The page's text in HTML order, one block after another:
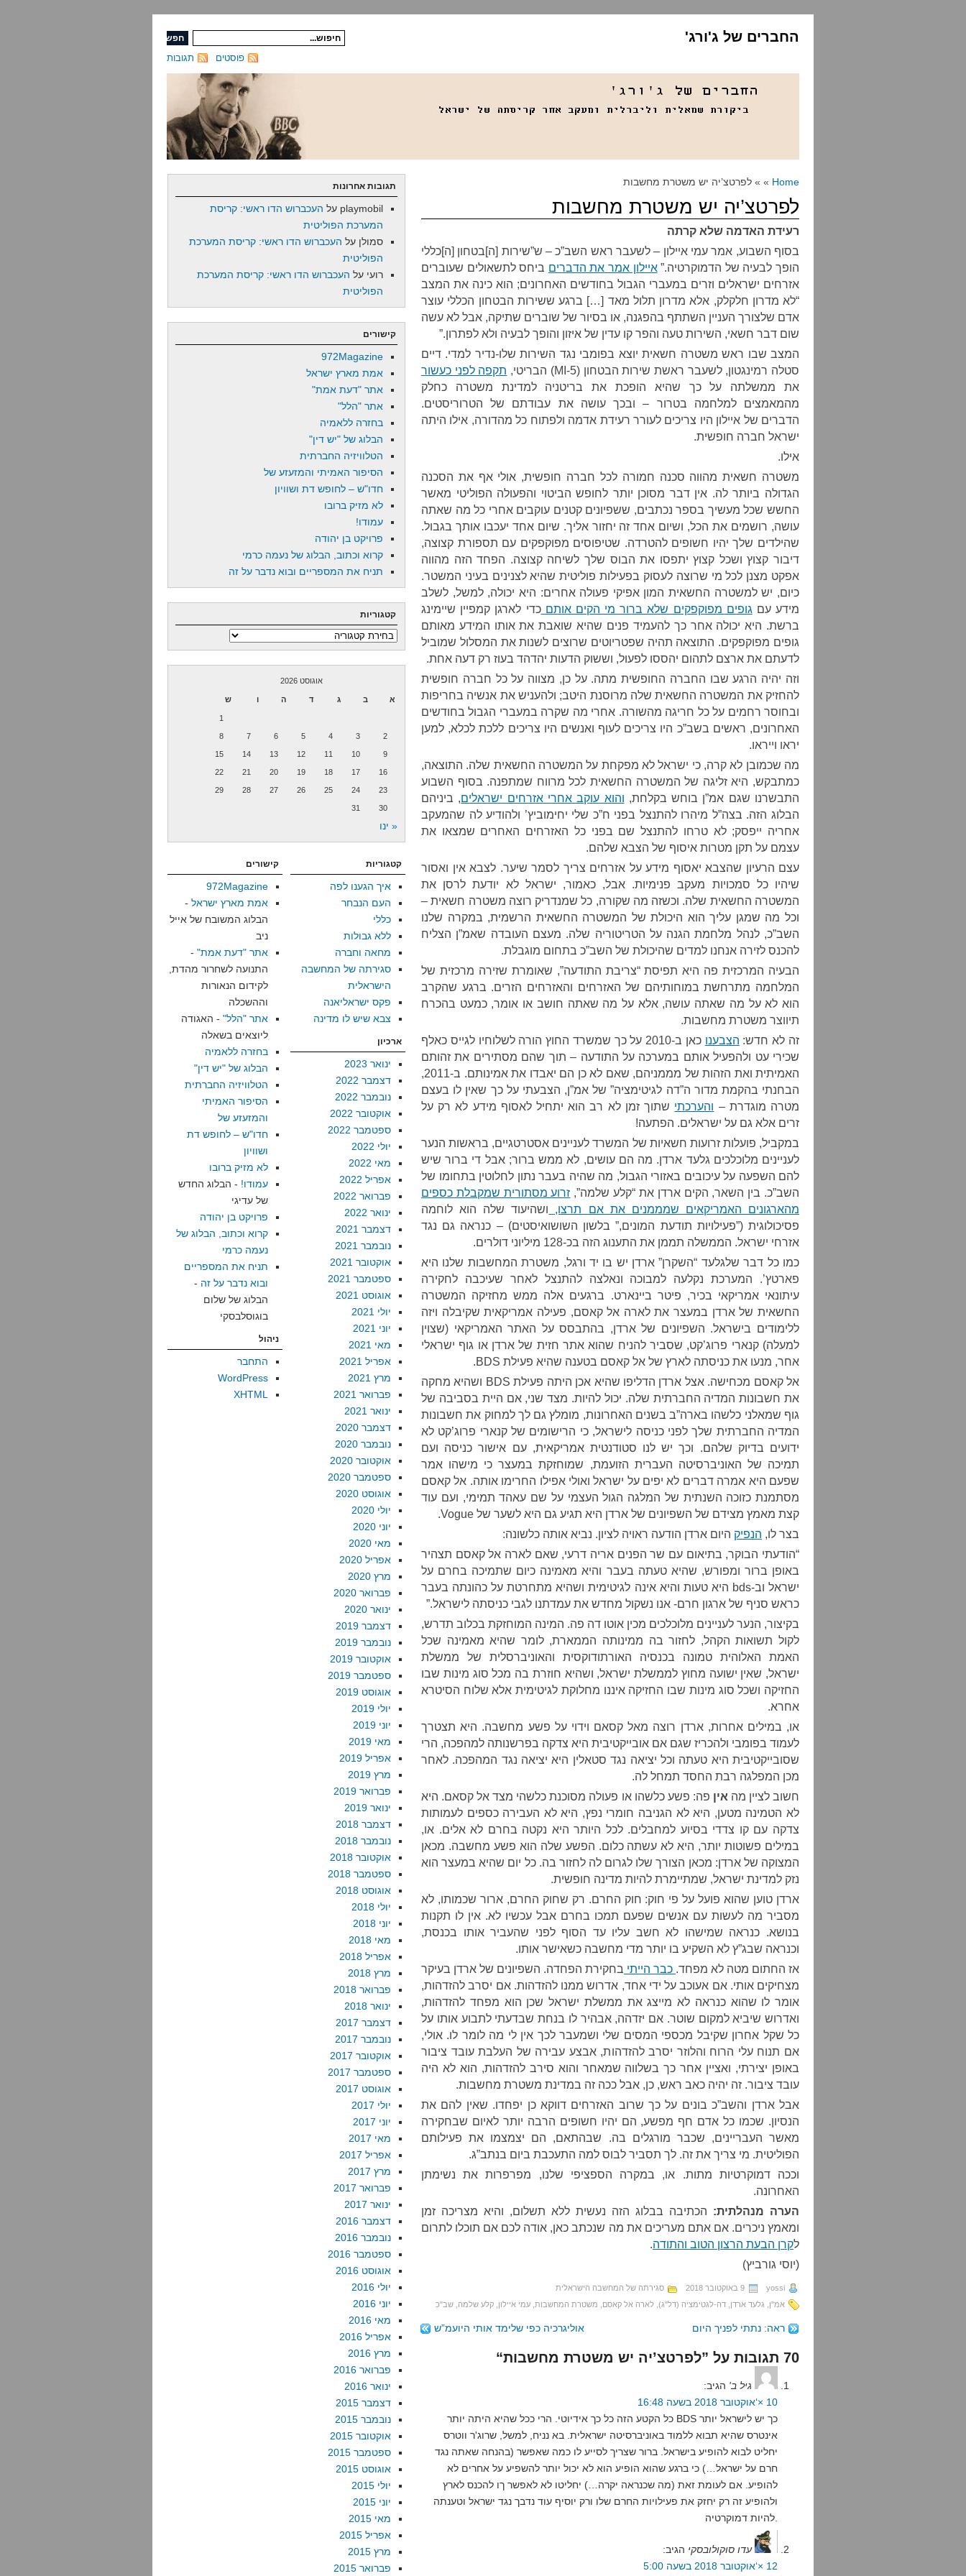
החברים של ג'ורג'
תגובות פוסטים
Home » » לפרטצ’יה יש משטרת מחשבות
לפרטצ’יה יש משטרת מחשבות
רעידת האדמה שלא קרתה
בסוף השבוע, אמר עמי איילון – לשעבר ראש השב”כ – ש”שירות [ה]בטחון [ה]כללי
הופך לבעיה של הדמוקרטיה.”איילון אמר את הדברים ביחס לתשאולים שעוברים
אזרחים ישראלים וזרים במעברי הגבול בחודשים האחרונים; הוא כינה את המצב
“לא מדרון חלקלק, אלא מדרון תלול מאד […] ברגע ששירות הבטחון הכללי עוצר
אדם שלצורך העניין השתתף בהפגנה, או בסיור של שוברים שתיקה, אבל לא עשה
שום דבר חשאי, השירות טעה והפר קו עדין של איזון והופך לבעיה ולא לפתרון.”
המצב שבו ראש משטרה חשאית יוצא בפומבי נגד השירות שלו-נדיר למדי. דיים
סטלה רמינגטון, לשעבר ראשת שירות הבטחון (MI-5) הבריטי,
תקפה לפני כעשור
את ממשלתה על כך שהיא הופכת את בריטניה למדינת משטרה כחלק
מהמאמצים למלחמה בטרור – ובכך עושה את עבודתם של הטרוריסטים.
הדברים של איילון היו צריכים לעורר רעידת אדמה ולפתוח כל מהדורה, אילו היתה
ישראל חברה חופשית.
אילו.
משטרה חשאית מהווה סכנה חמורה לכל חברה חופשית, אולי אף את הסכנה
הגדולה ביותר לה. אין דבר מסוכן יותר לחופש הביטוי והפעולה הפוליטי מאשר
החשש שכל מעשיך בספר נכתבים, ששפיונים קטנים עוקבים אחרי כל מה שאתה
עושה, רושמים את הכל, ושיום אחד זה יחזור אליך. שיום אחד יעכבו אותך בגבול.
שהילדים שלך יהיו חשופים להטרדה. שטיפוסים מפוקפקים עם תספורת קצוצה,
דיבור קצוץ ושכל קצוץ יתפסו את הבוס שלך לשיחה קצוצה. הפחד הזה מהווה
אפקט מצנן לכל מי שרוצה לעסוק בפעילות פוליטית שהיא לצנינים בעיני המשטר.
כיום, יש למשטרה החשאית המון אפיקי פעולה אחרים: היא יכולה, למשל, לשלב
מידע עם גופים מפוקפקים שלא ברור מי הקים אותםכדי לארגן קמפיין שיימינג
ברשת. היא יכולה אחר כך להעמיד פנים שהיא שואבת את אותו המידע מאותם
גופים מפוקפקים. התוצאה תהיה שפטריוטים שרוצים לשנות את המסלול שמוביל
לדעתם את ארצם לתהום יהססו לפעול, וששוק הדעות יהדהד בעוז רק דעה אחת.
וזה יהיה הרגע שבו החברה החופשית מתה. על כן, מצווה על כל חברה חופשית
להחזיק את המשטרה החשאית שלה מרוסנת היטב; ולהעניש את אנשיה בחריפות
ובחוסר רחמים על כל חריגה מהשורה. אחרי מה שקרה במעברי הגבול בחודשים
האחרונים, ראשים בשב”כ היו צריכים לעוף ואנשים היו צריכים ללכת לכלא, למען
יראו וייראו.
מה שכמובן לא קרה, כי ישראל לא מפקחת על המשטרה החשאית שלה. התוצאה,
כמתבקש, היא זליגה של המשטרה החשאית לכל מרווח שמתפנה. בסוף השבוע
התבשרנו שגם אמ”ן בוחש בקלחת, והוא עוקב אחרי אזרחים ישראלים, ביניהם
הבלוג הזה. בצה”ל מיהרו להתנצל בפני ח”כ שלי יחימוביץ’ ולהודיע לה שהמעקב
אחריה ייפסק; לא טרחו להתנצל שם בפני כל האזרחים האחרים שמצאו את
עצמם על תקן מטרות איסוף של הצבא שלהם.
עצם הרעיון שהצבא יאסוף מידע על אזרחים צריך לסמר שיער. לצבא אין ואסור
שיהיו כל סמכויות מעקב פנימיות. אבל, כאמור, ישראל לא יודעת לרסן את
המשטרה החשאית שלה. וכשזה מה שקורה, כל שמנדריק רוצה משטרה חשאית –
וכל מה שמגן עליך הוא היכולת של המשטרה החשאית הרשמית, במקרה שלנו
השב”כ, לנהל מלחמת הגנה על הטריטוריה שלה. מעצם העובדה שאמ”ן הצליח
להכנס לזירה אנחנו למדים שהיכולת של השב”כ בתחום מוגבלת.
הבעיה המרכזית פה היא תפיסת “צריבת התודעה”, שאומרת שזירה מרכזית של
המלחמה מתרחשת במוחותיהם של האזרחים והאזרחים הזרים. ברגע שהקרב
הוא לא על מה שאתה עושה, אלא על מה שאתה חושב או אומר, כמעט בהכרח
תיווצר משטרת מחשבות.
זה לא חדש: הצבענו
כאן ב-2010 על כך שמשרד החוץ הורה לשלוחיו לגייס כאלף
שכירי עט ולהפעיל אותם במערכה על התודעה – תוך שהם מסתירים את זהותם
האמיתית ואת הזהות של מממניהם, שאם לא כן הם יאבדו את אמינותם. ב-2011,
הבחנתי בהקמת מדור ה”דה לגיטימציה” של אמ”ן, הצבעתי על כך שאין לו בעצם
מטרה מוגדרת – והערכתי שתוך זמן לא רב הוא יתחיל לאסוף מידע לא רק על
זרים אלא גם על ישראלים. הפתעה!
במקביל, פועלות זרועות חשאיות של המשרד לעניינים אסטרטגיים, בראשות הנער
לעניינים מלוכלכים גלעד ארדן. מה הם עושים, לא ממש ברור; אבל די ברור שיש
להם השפעה על עיכובים באזורי הגבול, מה שהיה בעבר נתון לחלוטין בתחומו של
השב”כ. בין השאר, הקים ארדן את “קלע שלמה”, זרוע מסתורית שמקבלת כספים
מהארגונים האמריקאים שמממנים את אם תרצו, ושהיעוד שלה הוא לוחמה
פסיכולוגית (”פעילויות תודעת המונים,” בלשון השושואיסטים) – כנראה גם נגד
אזרחי ישראל. הממשלה תממן את התענוג הזה בכ-128 מיליוני דולרים.
כמו כל דבר שלגלעד “השקרן” ארדן יש בו יד ורגל, משטרת המחשבות שלנו היא
פארטץ’. המערכת נקלעה למבוכה ונאלצה להתנצל לאחר שעיכבה לחקירה
עיתונאי אמריקאי בכיר, פיטר ביינארט. ברגעים אלה ממש מחזיקה המשטרה
החשאית של ארדן במעצר את לארה אל קאסם, פעילה אמריקאית שקיבלה ויזה
ללימודים בישראל. השפיונים של ארדן, בהתבסס על האתר האמריקאי (שצוין
למעלה) קנארי פרוג’קט, שסביר להניח שהוא אתר חזית של ארדן או גוף ישראלי
אחר, מנעו את כניסתה לארץ של אל קאסם בטענה שהיא פעילת BDS.
אל קאסם מכחישה. אצל ארדן הדליפו שהיא אכן היתה פעילת BDS ושהיא מחקה
את חשבונות המדיה החברתית שלה. יכול להיות. מצד שני, אם היית בסביבה של
גוף שמאלני כלשהו בארה”ב בשנים האחרונות, מומלץ גם לך למחוק את חשבונות
המדיה החברתית שלך לפני כניסה לישראל, כי הרישומים של קנארי פרוג’קט לא
ידועים בדיוק שלהם. וכך יש לנו סטודנטית אמריקאית, עם אישור כניסה ועם
תמיכה של האוניברסיטה העברית הזועמת, שמוחזקת במעצר כי מישהו אמר
שפעם היא אמרה דברים לא יפים על ישראל ואולי אפילו החרימו אותה. אל קאסם
מסתמנת כזוכה השנתית של המלגה הגול העצמי על שם עאהד תמימי, ועם עוד
קצת מאמץ מצידם של השפיונים של ארדן היא תגיע גם היא לשער של Vogue.
בצר לו, הנפיק היום ארדן הודעה ראויה לציון. נביא אותה כלשונה:
“הודעתי הבוקר, בתיאום עם שר הפנים אריה דרעי, שאם לארה אל קאסם תצהיר
באופן ברור ומפורש, שהיא טעתה בעבר והיא מאמינה כיום שתמיכה בחרם על
ישראל וב-bds היא טעות והיא אינה לגיטימית ושהיא מתחרטת על כהונתה בעבר
כראש סניף של ארגון חרם- אנו נשקול מחדש את עמדתנו לגבי כניסתה לישראל.”
בקיצור, הנער לעניינים מלוכלכים מכין אוטו דה פה. המינה המוחזקת בכלוב תדרש,
לקול תשואות הקהל, לחזור בה ממינותה הממארת, לומר שהיא מאמינה שכל
האמת האלוהית טמונה בכנסיה האורתודוקסית והאוניברסלית של ממשלת
ישראל, שאין ישועה מחוץ לממשלת ישראל, ושהיא חוזרת בה מכל סוג מינות שבו
החזיקה ושכל סוג מינות שבו החזיקה איננו מחלוקת לגיטימית אלא שלוח הסיטרא
אחרא.
או, במילים אחרות, ארדן רוצה מאל קסאם וידוי על פשע מחשבה. היא תצטרך
לעמוד בפומבי ולהכריז שגם אם אובייקטיבית היא צדקה בפרשנותה למהפכה, הרי
שסובייקטיבית היא טעתה וכל יציאה נגד סטאלין היא יציאה נגד המהפכה. לאחר
מכן המפלגה רבת החסד תמחל לה.
חשוב לציין מה אין פה: פשע כלשהו או פעולה מסוכנת כלשהי מצד אל קסאם. היא
לא הטמינה מטען, היא לא הגניבה חומרי נפץ, היא לא העבירה כספים לעמותות
צדקה עם קו צדדי בסיוע למחבלים. לכל היותר היא נקטה בחרם לא אלים. או,
במילים פשוטות יותר, היא לא עשתה כלום. הפשע שלה הוא פשע מחשבה. מכאן
המצוקה של ארדן: מכאן הצורך שלו לגרום לה לחזור בה. כל יום שהיא במעצר הוא
נזק למדינת ישראל, שמתיימרת להיות מדינה חופשית.
ארדן טוען שהוא פועל על פי חוק: חוק החרם. רק שחוק החרם, ארור שכמותו, לא
מסביר מה לעשות עם אנשים שפעם תמכו בחרם אבל עכשיו לא. אין לו תקנות
בנושא. כנראה שמישהו לא חשב עליו עד הסוף לפני שהעביר אותו בכנסת,
וכנראה שבג”ץ לא השקיע בו יותר מדי מחשבה כשאישר אותו.
אז החתום מטה לא מפחד. כבר הייתי בחקירת הפחדה. השפיונים של ארדן בעיקר
מצחיקים אותי. אם אעוכב על ידי אחד, אדרוש ממנו להזדהות. אם יסרב להזדהות,
אומר לו שהוא כנראה לא מייצג את ממשלת ישראל שכן הוא מפחד להזדהות,
ואדרוש שיביא למקום שוטר. אם יזדהה, אבהיר לו בנחת שבדעתי לתבוע אותו על
כל שקל אחרון שקיבל מכספי המסים שלי ושמעבר לכך אין לי מה לומר לו. אולי,
אם תנוח עלי הרוח והלוזר יסרב להזדהות, אבצע עבירה של העלבת עובד ציבור
באופן יצירתי, ואציין אחר כך בשלווה שמאחר והוא סירב להזדהות, הוא לא היה
עובד ציבור. זה יהיה כאב ראש, כן, אבל ככה זה במדינת משטרת מחשבות.
אבל ארדן והשב”כ בונים על כך שרוב האזרחים דווקא כן יפחדו. שאין להם את
הנסיון. שכמו כל אדם חף מפשע, הם יהיו חשופים הרבה יותר לאיום שבחקירה
מאשר העבריינים, שכבר מורגלים בה. שבהתאם, הם יצמצמו את פעילותם
הפוליטית. מי צריך את זה. לך תסביר לבוס למה התעכבת ביום בנתב”ג.
וככה דמוקרטיות מתות. או, במקרה הספציפי שלנו, מפרפרות את נשימתן
האחרונה.
הערה מנהלתית: הכתיבה בבלוג הזה נעשית ללא תשלום, והיא מצריכה זמן
ומאמץ ניכרים. אם אתם מעריכים את מה שנכתב כאן, אודה לכם אם תוכלו לתרום
לקרן הבעת הרצון הטוב והתודה.
(יוסי גורביץ)
yossi 9 באוקטובר 2018
סגירתה של המחשבה הישראלית
אמ"ן
גלעד ארדן דה-לגטימציה (דל"ג) לארה אל קאסם משטרת המחשבות עמי איילון קלע שלמה שב"כ
ראה: נתתי לפניך היום אוליגרכיה כפי שלימד אותי היועמ”ש
70 תגובות על ”לפרטצ’יה יש משטרת מחשבות“
גיל ב' הגיב:
10 ×‘אוקטובר 2018 בשעה 16:48
כל הקטע הזה כל כך אידיוטי. הרי ככל שהיא היתה יותר BDS כך יש לישראל יותר
אינטרס שהיא תבוא ללמוד באוניברסיטה ישראלית. בא נניח, למשל, שרוג'ר ווטרס
יחליט לבוא להופיע בישראל. ברור שצריך לסייע לו כמה שאפשר (בהנחה שאתה נגד
חרם על ישראל…) כי ברגע שהוא הופיע הוא לא יכול יותר להשפיע על אחרים לא
להופיע. אם לעומת זאת (מה שכנראה יקרה…) יחליטו לא לאפשר ךו להכנס לארץ
ולהופיע זה רק יחזק את פעילויות החרם שלו ורק יוסיף עוד נדבך נגד ישראל וטענתה
עדו סוקולובסקי הגיב:
12 ×‘אוקטובר 2018 בשעה 5:00
תגובות אחרונות
playmobil על העכברוש הדו ראשי: קריסת
המערכת הפוליטית
סמולן על העכברוש הדו ראשי: קריסת המערכת
הפוליטית
רועי על העכברוש הדו ראשי: קריסת המערכת
הפוליטית
קישורים
972Magazine
אמת מארץ ישראל
אתר "דעת אמת"
אתר "הלל"
בחזרה ללאמיה
הבלוג של "יש דין"
הטלוויזיה החברתית
הסיפור האמיתי והמזעזע של
חדו"ש – לחופש דת ושוויון
לא מזיק ברובו
עמודו!
פרויקט בן יהודה
קרוא וכתוב, הבלוג של נעמה כרמי
תניח את המספריים ובוא נדבר על זה
קטגוריות
קטגוריות
אוגוסט 2026
א ב ג ד ה ו ש
1
2
3
4
5
6
7
8
9
10
11
12
13
14
15
16
17
18
19
20
21
22
23
24
25
26
27
28
29
30
31
« ינו
קטגוריות
איך הגענו לפה
העם הנבחר
כללי
ללא גבולות
מחאה וחברה
סגירתה של המחשבה
הישראלית
פקס ישראליאנה
צבא שיש לו מדינה
ארכיון
ינואר 2023
דצמבר 2022
נובמבר 2022
אוקטובר 2022
ספטמבר 2022
יולי 2022
מאי 2022
אפריל 2022
פברואר 2022
ינואר 2022
דצמבר 2021
נובמבר 2021
אוקטובר 2021
ספטמבר 2021
אוגוסט 2021
יולי 2021
יוני 2021
מאי 2021
אפריל 2021
מרץ 2021
פברואר 2021
ינואר 2021
דצמבר 2020
נובמבר 2020
אוקטובר 2020
ספטמבר 2020
אוגוסט 2020
יולי 2020
יוני 2020
מאי 2020
אפריל 2020
מרץ 2020
פברואר 2020
ינואר 2020
דצמבר 2019
נובמבר 2019
אוקטובר 2019
ספטמבר 2019
אוגוסט 2019
יולי 2019
יוני 2019
מאי 2019
אפריל 2019
מרץ 2019
פברואר 2019
ינואר 2019
דצמבר 2018
נובמבר 2018
אוקטובר 2018
ספטמבר 2018
אוגוסט 2018
יולי 2018
יוני 2018
מאי 2018
אפריל 2018
מרץ 2018
פברואר 2018
ינואר 2018
דצמבר 2017
נובמבר 2017
אוקטובר 2017
ספטמבר 2017
אוגוסט 2017
יולי 2017
יוני 2017
מאי 2017
אפריל 2017
מרץ 2017
פברואר 2017
ינואר 2017
דצמבר 2016
נובמבר 2016
ספטמבר 2016
אוגוסט 2016
יולי 2016
יוני 2016
מאי 2016
אפריל 2016
מרץ 2016
פברואר 2016
ינואר 2016
דצמבר 2015
נובמבר 2015
אוקטובר 2015
ספטמבר 2015
אוגוסט 2015
יולי 2015
יוני 2015
מאי 2015
אפריל 2015
מרץ 2015
פברואר 2015
קישורים
972Magazine
אמת מארץ ישראל -
הבלוג המשובח של אייל
ניב
אתר "דעת אמת" -
התנועה לשחרור מהדת,
לקידום הנאורות
וההשכלה
אתר "הלל" - האגודה
ליוצאים בשאלה
בחזרה ללאמיה
הבלוג של "יש דין"
הטלוויזיה החברתית
הסיפור האמיתי
והמזעזע של
חדו"ש – לחופש דת
ושוויון
לא מזיק ברובו
עמודו! - הבלוג החדש
של עדיגי
פרויקט בן יהודה
קרוא וכתוב, הבלוג של
נעמה כרמי
תניח את המספריים
ובוא נדבר על זה -
הבלוג של שלום
בוגוסלבסקי
ניהול
התחבר
WordPress
XHTML